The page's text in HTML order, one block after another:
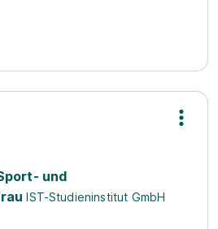
und
IST-Studieninstitut GmbH